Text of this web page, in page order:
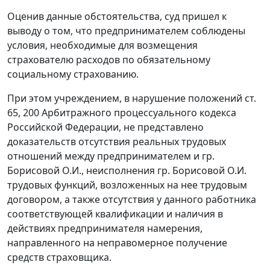
Оценив данные обстоятельства, суд пришел к
выводу о том, что предпринимателем соблюдены
условия, необходимые для возмещения
страхователю расходов по обязательному
социальному страхованию.
При этом учреждением, в нарушение положений ст.
65, 200Арбитражного процессуального кодекса
Российской Федерации, не представлено
доказательств отсутствия реальных трудовых
отношений между предпринимателем и гр.
Борисовой О.И., неисполнения гр. Борисовой О.И.
трудовых функций, возложенных на нее трудовым
договором, а также отсутствия у данного работника
соответствующей квалификации и наличия в
действиях предпринимателя намерения,
направленного на неправомерное получение
средств страховщика.